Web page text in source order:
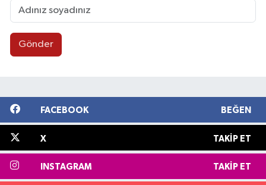
Gönder
FACEBOOK BEĞEN
X TAKIP ET
INSTAGRAM TAKIP ET